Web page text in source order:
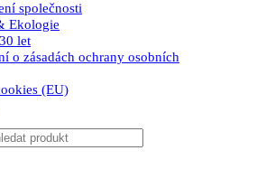
společnosti
Ekologie
let
o zásadách ochrany osobních
(EU)